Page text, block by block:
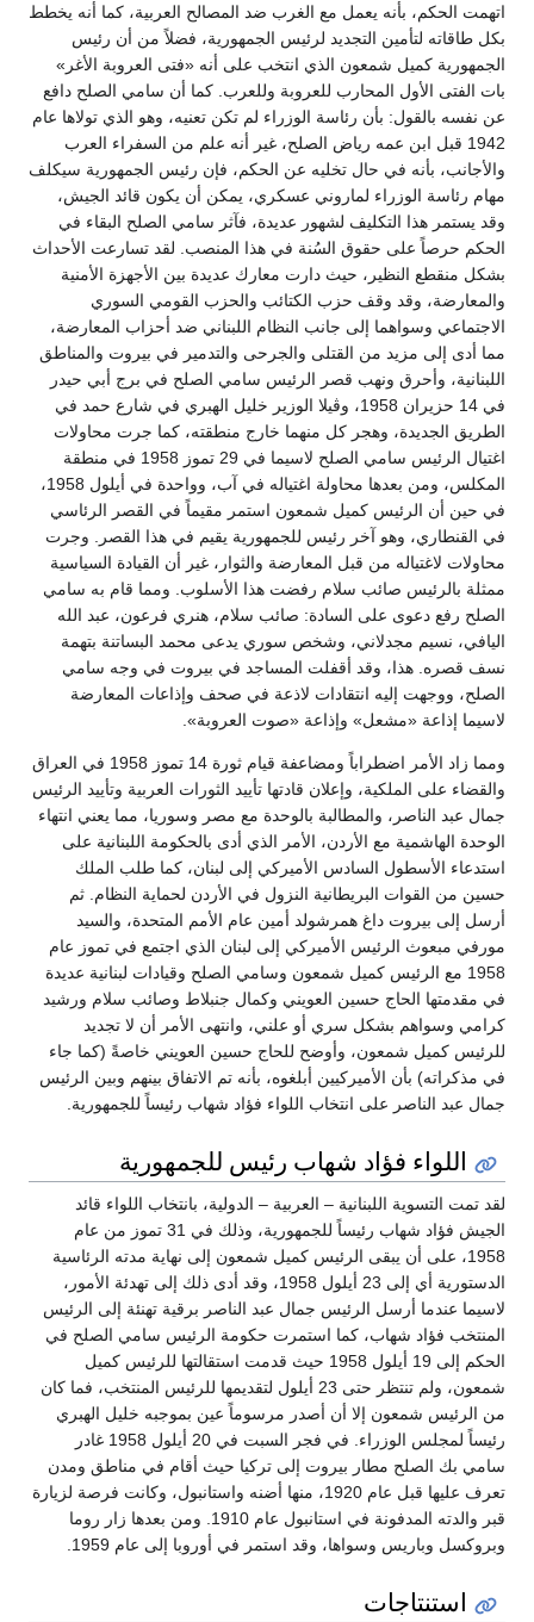
اتهمت الحكم، بأنه يعمل مع الغرب ضد المصالح العربية، كما أنه يخطط
بكل طاقاته لتأمين التجديد لرئيس الجمهورية، فضلاً من أن رئيس
الجمهورية كميل شمعون الذي انتخب على أنه «فتى العروبة الأغر»
بات الفتى الأول المحارب للعروبة وللعرب. كما أن سامي الصلح دافع
عن نفسه بالقول: بأن رئاسة الوزراء لم تكن تعنيه، وهو الذي تولاها عام
1942 قبل ابن عمه رياض الصلح، غير أنه علم من السفراء العرب
والأجانب، بأنه في حال تخليه عن الحكم، فإن رئيس الجمهورية سيكلف
مهام رئاسة الوزراء لماروني عسكري، يمكن أن يكون قائد الجيش،
وقد يستمر هذا التكليف لشهور عديدة، فآثر سامي الصلح البقاء في
الحكم حرصاً على حقوق السُنة في هذا المنصب. لقد تسارعت الأحداث
بشكل منقطع النظير، حيث دارت معارك عديدة بين الأجهزة الأمنية
والمعارضة، وقد وقف حزب الكتائب والحزب القومي السوري
الاجتماعي وسواهما إلى جانب النظام اللبناني ضد أحزاب المعارضة،
مما أدى إلى مزيد من القتلى والجرحى والتدمير في بيروت والمناطق
اللبنانية، وأحرق ونهب قصر الرئيس سامي الصلح في برج أبي حيدر
في 14 حزيران 1958، وڤيلا الوزير خليل الهبري في شارع حمد في
الطريق الجديدة، وهجر كل منهما خارج منطقته، كما جرت محاولات
اغتيال الرئيس سامي الصلح لاسيما في 29 تموز 1958 في منطقة
المكلس، ومن بعدها محاولة اغتياله في آب، وواحدة في أيلول 1958،
في حين أن الرئيس كميل شمعون استمر مقيماً في القصر الرئاسي
في القنطاري، وهو آخر رئيس للجمهورية يقيم في هذا القصر. وجرت
محاولات لاغتياله من قبل المعارضة والثوار، غير أن القيادة السياسية
ممثلة بالرئيس صائب سلام رفضت هذا الأسلوب. ومما قام به سامي
الصلح رفع دعوى على السادة: صائب سلام، هنري فرعون، عبد الله
اليافي، نسيم مجدلاني، وشخص سوري يدعى محمد البساتنة بتهمة
نسف قصره. هذا، وقد أقفلت المساجد في بيروت في وجه سامي
الصلح، ووجهت إليه انتقادات لاذعة في صحف وإذاعات المعارضة
لاسيما إذاعة «مشعل» وإذاعة «صوت العروبة».
ومما زاد الأمر اضطراباً ومضاعفة قيام ثورة 14 تموز 1958 في العراق
والقضاء على الملكية، وإعلان قادتها تأييد الثورات العربية وتأييد الرئيس
جمال عبد الناصر، والمطالبة بالوحدة مع مصر وسوريا، مما يعني انتهاء
الوحدة الهاشمية مع الأردن، الأمر الذي أدى بالحكومة اللبنانية على
استدعاء الأسطول السادس الأميركي إلى لبنان، كما طلب الملك
حسين من القوات البريطانية النزول في الأردن لحماية النظام. ثم
أرسل إلى بيروت داغ همرشولد أمين عام الأمم المتحدة، والسيد
مورفي مبعوث الرئيس الأميركي إلى لبنان الذي اجتمع في تموز عام
1958 مع الرئيس كميل شمعون وسامي الصلح وقيادات لبنانية عديدة
في مقدمتها الحاج حسين العويني وكمال جنبلاط وصائب سلام ورشيد
كرامي وسواهم بشكل سري أو علني، وانتهى الأمر أن لا تجديد
للرئيس كميل شمعون، وأوضح للحاج حسين العويني خاصةً (كما جاء
في مذكراته) بأن الأميركيين أبلغوه، بأنه تم الاتفاق بينهم وبين الرئيس
جمال عبد الناصر على انتخاب اللواء فؤاد شهاب رئيساً للجمهورية.
اللواء فؤاد شهاب رئيس للجمهورية
لقد تمت التسوية اللبنانية – العربية – الدولية، بانتخاب اللواء قائد
الجيش فؤاد شهاب رئيساً للجمهورية، وذلك في 31 تموز من عام
1958، على أن يبقى الرئيس كميل شمعون إلى نهاية مدته الرئاسية
الدستورية أي إلى 23 أيلول 1958، وقد أدى ذلك إلى تهدئة الأمور،
لاسيما عندما أرسل الرئيس جمال عبد الناصر برقية تهنئة إلى الرئيس
المنتخب فؤاد شهاب، كما استمرت حكومة الرئيس سامي الصلح في
الحكم إلى 19 أيلول 1958 حيث قدمت استقالتها للرئيس كميل
شمعون، ولم تنتظر حتى 23 أيلول لتقديمها للرئيس المنتخب، فما كان
من الرئيس شمعون إلا أن أصدر مرسوماً عين بموجبه خليل الهبري
رئيساً لمجلس الوزراء. في فجر السبت في 20 أيلول 1958 غادر
سامي بك الصلح مطار بيروت إلى تركيا حيث أقام في مناطق ومدن
تعرف عليها قبل عام 1920، منها أضنه واستانبول، وكانت فرصة لزيارة
قبر والدته المدفونة في استانبول عام 1910. ومن بعدها زار روما
وبروكسل وباريس وسواها، وقد استمر في أوروبا إلى عام 1959.
استنتاجات